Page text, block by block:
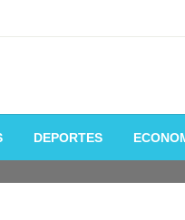
DEPORTES